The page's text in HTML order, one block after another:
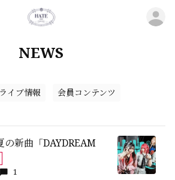
NEWS
ライブ情報 会員コンテンツ
の新曲「DAYDREAM
1